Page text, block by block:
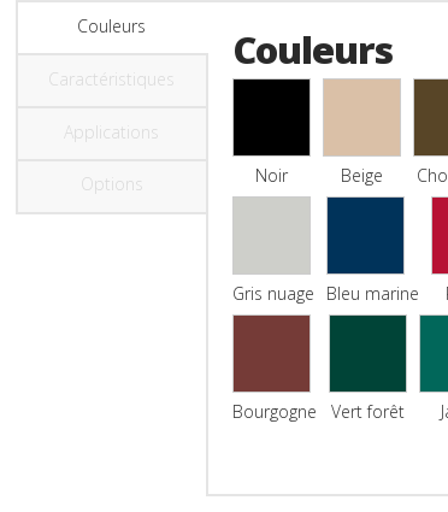
Couleurs
Caractéristiques
Applications
Options
Couleurs
Noir Beige
Gris nuage Bleu marine
Bourgogne Vert forêt